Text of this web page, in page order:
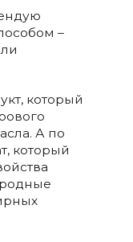
–
который
А по
который